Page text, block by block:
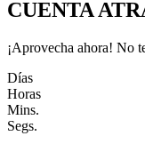
CUENTA
¡Aprovecha ahora! No
Días
Horas
Mins.
Segs.